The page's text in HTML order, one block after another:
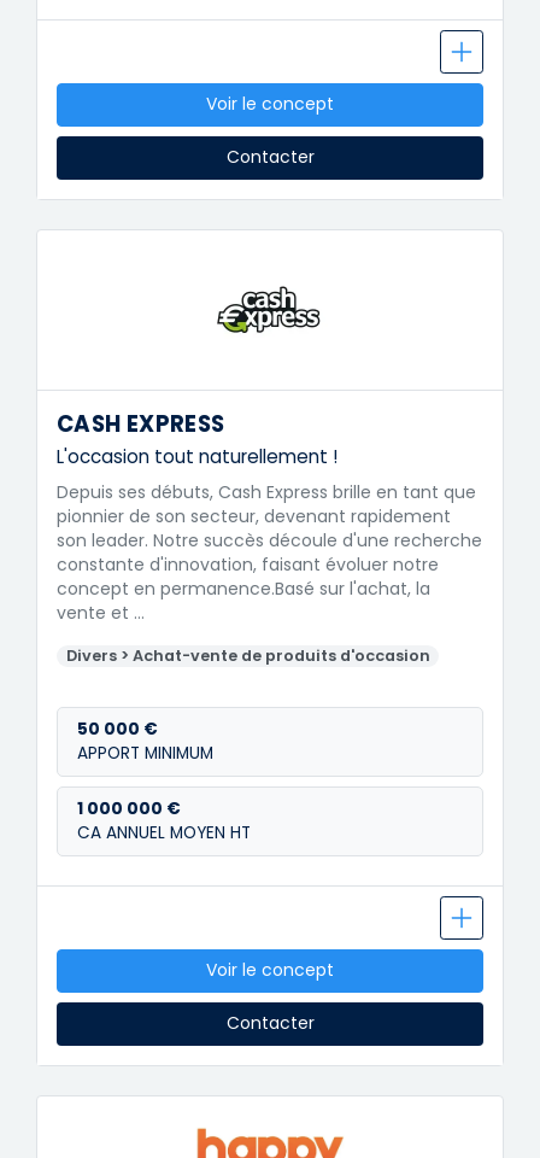
Voir le concept
Contacter
CASH EXPRESS
L'occasion tout naturellement !
Depuis ses débuts, Cash Express brille en tant que
pionnier de son secteur, devenant rapidement
son leader. Notre succès découle d'une recherche
constante d'innovation, faisant évoluer notre
concept en permanence.Basé sur l'achat, la
vente et …
Divers > Achat-vente de produits d'occasion
50 000 €
APPORT MINIMUM
1 000 000 €
CA ANNUEL MOYEN HT
Voir le concept
Contacter